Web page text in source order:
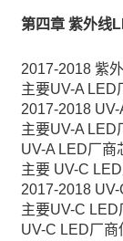
第四章 紫外线
2017-2018 紫
主要UV-A LED
2017-2018
主要UV-A LED
UV-A LED厂商
主要 UV-C
2017-2018
主要UV-C
UV-C LED厂